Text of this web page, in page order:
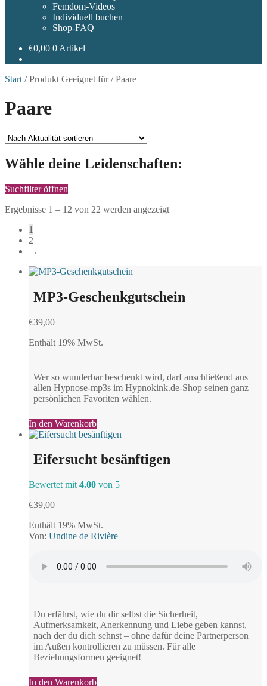
Femdom-Videos
Individuell buchen
Shop-FAQ
€0,00 0 Artikel
Start /Produkt Geeignet für/Paare
Paare
Wähle deine Leidenschaften:
Suchfilter öffnen
Ergebnisse 1 – 12 von 22 werden angezeigtNach
1
2
→
MP3-Geschenkgutschein
€39,00
Enthält 19% MwSt.
Wer so wunderbar beschenkt wird, darf anschließend aus
allen Hypnose-mp3s im Hypnokink.de-Shop seinen ganz
persönlichen Favoriten wählen.
In den Warenkorb
Eifersucht besänftigen
Bewertet mit 4.00 von 5
€39,00
Enthält 19% MwSt.
Von: Undine de Rivière
Du erfährst, wie du dir selbst die Sicherheit,
Aufmerksamkeit, Anerkennung und Liebe geben kannst,
nach der du dich sehnst – ohne dafür deine Partnerperson
im Außen kontrollieren zu müssen. Für alle
Beziehungsformen geeignet!
In den Warenkorb